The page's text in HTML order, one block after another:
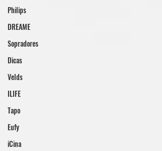
Philips
DREAME
Sopradores
Dicas
Velds
ILIFE
Tapo
Eufy
iCina